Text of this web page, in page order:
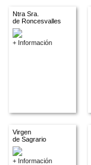
Ntra Sra.
de Roncesvalles
+ Información
Virgen
de Sagrario
+ Información